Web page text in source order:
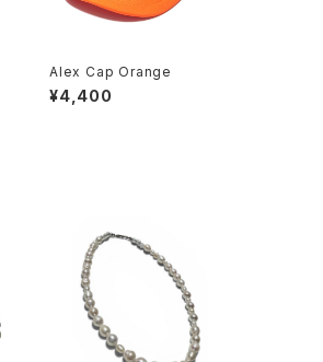
Alex Cap Orange
¥4,400